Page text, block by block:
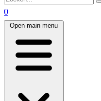
0
Open main menu